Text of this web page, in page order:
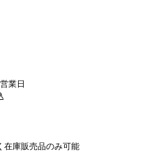
業日
在庫販売品のみ可能